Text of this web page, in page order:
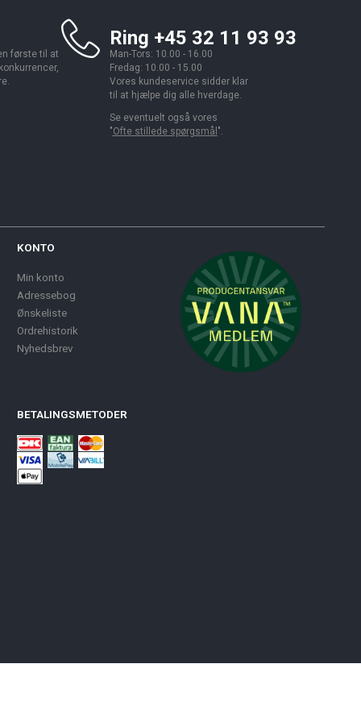
første til at
Ring +45 32 11 93 93
Man-Tors: 10.00 - 16.00
Fredag: 10.00 - 15.00
Vores kundeservice sidder klar
til at hjælpe dig alle hverdage.
Se eventuelt også vores
"Ofte stillede spørgsmål ".
KONTO
Min konto
Adressebog
Ønskeliste
Ordrehistorik
Nyhedsbrev
BETALINGSMETODER